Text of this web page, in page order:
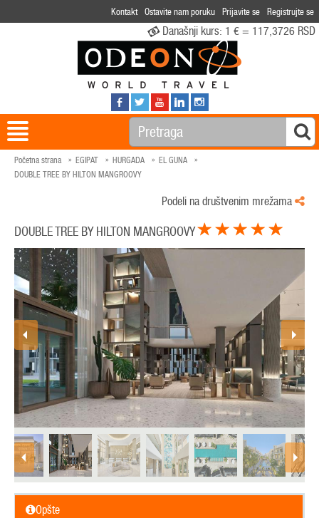
Kontakt Ostavite nam poruku Prijavite se Registrujte se
Današnji kurs: 1 € = 117,3726 RSD
Početna strana EGIPAT HURGADA
EL GUNA
DOUBLE TREE BY HILTON MANGROOVY
Podeli na društvenim mrežama
DOUBLE TREE BY HILTON MANGROOVY
Opšte